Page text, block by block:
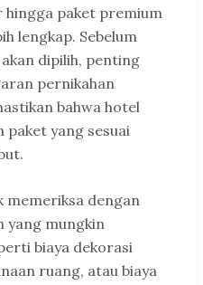
paket premium
lengkap. Sebelum
dipilih, penting
pernikahan
bahwa hotel
paket yang sesuai
memeriksa dengan
yang mungkin
biaya dekorasi
ruang, atau biaya